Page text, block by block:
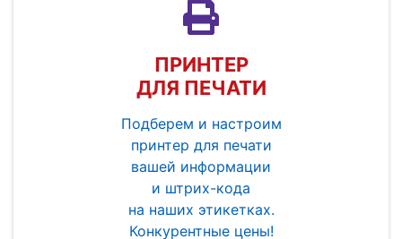
ПРИНТЕР
ДЛЯ ПЕЧАТИ
Подберем и настроим
принтер для печати
вашей информации
и штрих-кода
на наших этикетках.
Конкурентные цены!